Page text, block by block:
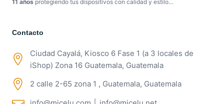
11 años protegiendo tus dispositivos con calidad y estilo…
Contacto
Ciudad Cayalá, Kiosco 6 Fase 1 (a 3 locales de
iShop) Zona 16 Guatemala, Guatemala
2 calle 2-65 zona 1 , Guatemala, Guatemala